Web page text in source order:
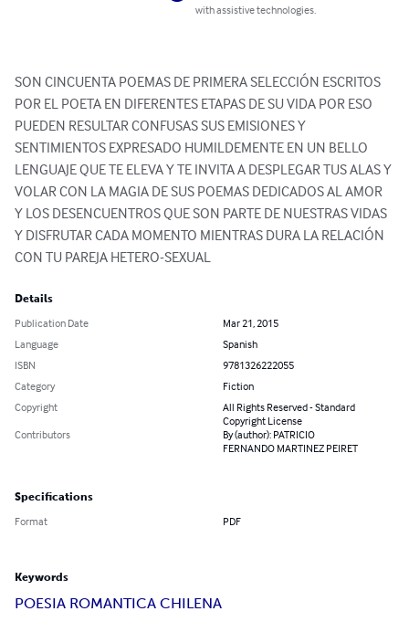
with assistive technologies.
SON CINCUENTA POEMAS DE PRIMERA SELECCIÓN ESCRITOS
POR EL POETA EN DIFERENTES ETAPAS DE SU VIDA POR ESO
PUEDEN RESULTAR CONFUSAS SUS EMISIONES Y
SENTIMIENTOS EXPRESADO HUMILDEMENTE EN UN BELLO
LENGUAJE QUE TE ELEVA Y TE INVITA A DESPLEGAR TUS ALAS Y
VOLAR CON LA MAGIA DE SUS POEMAS DEDICADOS AL AMOR
Y LOS DESENCUENTROS QUE SON PARTE DE NUESTRAS VIDAS
Y DISFRUTAR CADA MOMENTO MIENTRAS DURA LA RELACIÓN
CON TU PAREJA HETERO-SEXUAL
Details
Publication Date
Mar 21, 2015
Language
Spanish
ISBN
9781326222055
Category
Fiction
Copyright
All Rights Reserved - Standard
Copyright License
Contributors
By (author): PATRICIO
FERNANDO MARTINEZ PEIRET
Specifications
Format PDF
Keywords
POESIA ROMANTICA CHILENA